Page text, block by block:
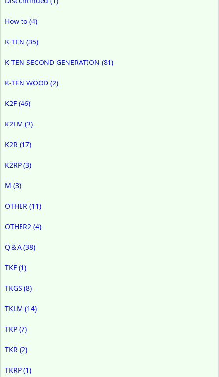
How to (4)
K-TEN (35)
K-TEN SECOND GENERATION (81)
K-TEN WOOD (2)
K2F (46)
K2LM (3)
K2R (17)
K2RP (3)
M (3)
OTHER (11)
OTHER2 (4)
Q＆A (38)
TKF (1)
TKGS (8)
TKLM (14)
TKP (7)
TKR (2)
TKRP (1)